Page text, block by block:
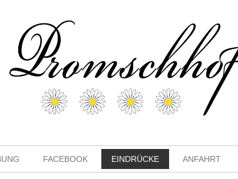
FACEBOOK EINDRÜCKE ANFAHRT